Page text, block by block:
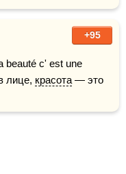
+95
beauté c' est une
лице, красота